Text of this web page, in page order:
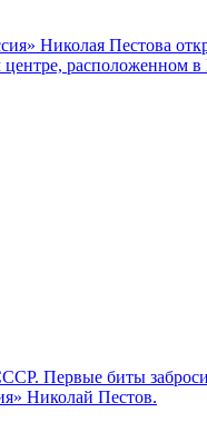
Николая Пестова
Первые биты
Николай Пестов.